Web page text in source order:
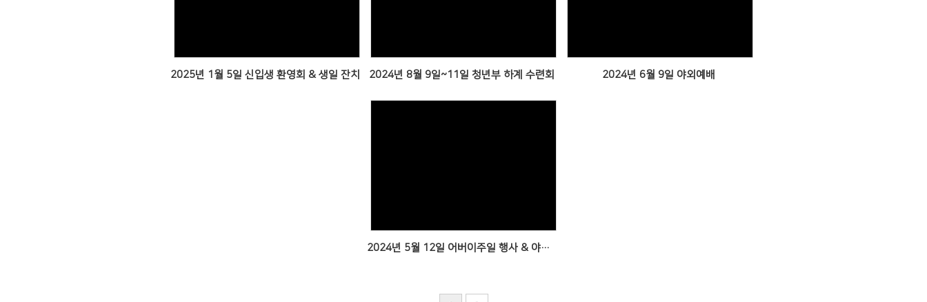
2025년 1월 5일 신입생 환영회 & 생일 잔치 2024년 8월 9일~11일 청년부 하계 수련회 2024년 6월 9일 야외예배
2024년 5월 12일 어버이주일 행사 & 야외예배